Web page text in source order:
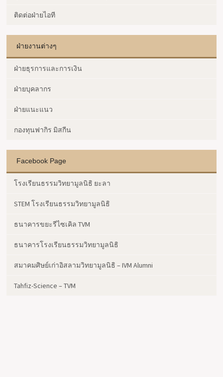
ติดต่อฝ่ายไอที
ฝ่ายงานต่างๆ
ฝ่ายธุรการและการเงิน
ฝ่ายบุคลากร
ฝ่ายแนะแนว
กองทุนฟากิร มิสกีน
Facebook Page
โรงเรียนธรรมวิทยามูลนิธิ ยะลา
STEM โรงเรียนธรรมวิทยามูลนิธิ
ธนาคารขยะรีไซเคิล TVM
ธนาคารโรงเรียนธรรมวิทยามูลนิธิ
สมาคมศิษย์เก่าอิสลามวิทยามูลนิธิ – IVM Alumni
Tahfiz-Science – TVM